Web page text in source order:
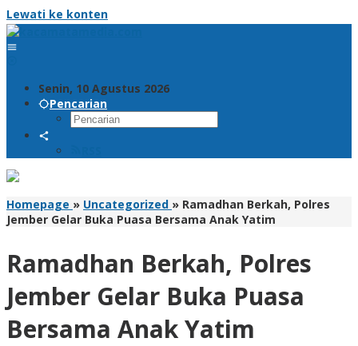
Lewati ke konten
Senin, 10 Agustus 2026
Pencarian
Homepage » Uncategorized » Ramadhan Berkah, Polres
Jember Gelar Buka Puasa Bersama Anak Yatim
Ramadhan Berkah, Polres
Jember Gelar Buka Puasa
Bersama Anak Yatim